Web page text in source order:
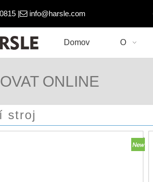
| info@harsle.com
Domov O
ONLINE
stroj